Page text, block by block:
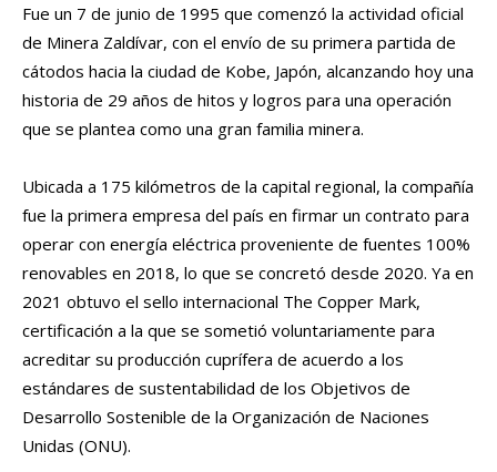
Fue un 7 de junio de 1995 que comenzó la actividad oficial
de Minera Zaldívar, con el envío de su primera partida de
cátodos hacia la ciudad de Kobe, Japón, alcanzando hoy una
historia de 29 años de hitos y logros para una operación
que se plantea como una gran familia minera.
Ubicada a 175 kilómetros de la capital regional, la compañía
fue la primera empresa del país en firmar un contrato para
operar con energía eléctrica proveniente de fuentes 100%
renovables en 2018, lo que se concretó desde 2020. Ya en
2021 obtuvo el sello internacional The Copper Mark,
certificación a la que se sometió voluntariamente para
acreditar su producción cuprífera de acuerdo a los
estándares de sustentabilidad de los Objetivos de
Desarrollo Sostenible de la Organización de Naciones
Unidas (ONU).